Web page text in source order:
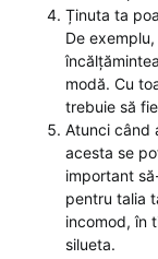
Ținuta ta
De
modă. Cu
trebuie să
Atunci când
acesta se
important
pentru talia
incomod, în
silueta.